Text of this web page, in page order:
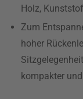
Holz,
Zum
hoher
kompakter